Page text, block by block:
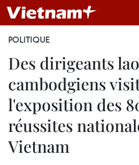
POLITIQUE
Des dirigeants
cambodgiens
l'exposition des
réussites
Vietnam